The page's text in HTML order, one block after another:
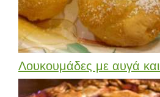
Λουκουμάδες με αυγά και